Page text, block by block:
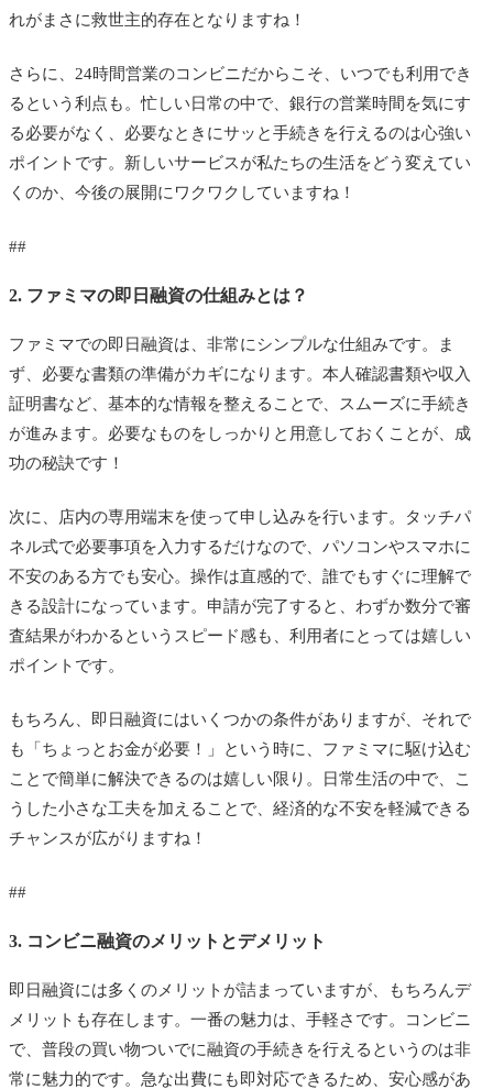
れがまさに救世主的存在となりますね！
さらに、24時間営業のコンビニだからこそ、いつでも利用でき
るという利点も。忙しい日常の中で、銀行の営業時間を気にす
る必要がなく、必要なときにサッと手続きを行えるのは心強い
ポイントです。新しいサービスが私たちの生活をどう変えてい
くのか、今後の展開にワクワクしていますね！
##
2. ファミマの即日融資の仕組みとは？
ファミマでの即日融資は、非常にシンプルな仕組みです。ま
ず、必要な書類の準備がカギになります。本人確認書類や収入
証明書など、基本的な情報を整えることで、スムーズに手続き
が進みます。必要なものをしっかりと用意しておくことが、成
功の秘訣です！
次に、店内の専用端末を使って申し込みを行います。タッチパ
ネル式で必要事項を入力するだけなので、パソコンやスマホに
不安のある方でも安心。操作は直感的で、誰でもすぐに理解で
きる設計になっています。申請が完了すると、わずか数分で審
査結果がわかるというスピード感も、利用者にとっては嬉しい
ポイントです。
もちろん、即日融資にはいくつかの条件がありますが、それで
も「ちょっとお金が必要！」という時に、ファミマに駆け込む
ことで簡単に解決できるのは嬉しい限り。日常生活の中で、こ
うした小さな工夫を加えることで、経済的な不安を軽減できる
チャンスが広がりますね！
##
3. コンビニ融資のメリットとデメリット
即日融資には多くのメリットが詰まっていますが、もちろんデ
メリットも存在します。一番の魅力は、手軽さです。コンビニ
で、普段の買い物ついでに融資の手続きを行えるというのは非
常に魅力的です。急な出費にも即対応できるため、安心感があ